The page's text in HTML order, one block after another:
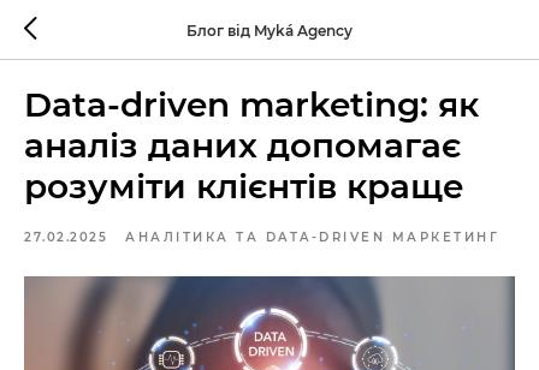
Блог від Myká Agency
Data-driven marketing: як
аналіз даних допомагає
розуміти клієнтів краще
27.02.2025 АНАЛІТИКА ТА DATA-DRIVEN МАРКЕТИНГ